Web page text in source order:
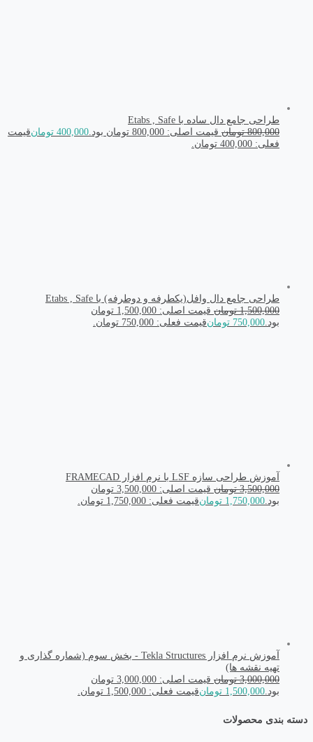
طراحی جامع دال ساده با Etabs , Safe
800,000 تومان قیمت اصلی: 800,000 تومان بود. 400,000 تومانقیمت
فعلی: 400,000 تومان.
طراحی جامع دال وافل(یکطرفه و دوطرفه) با Etabs , Safe
1,500,000 تومان
قیمت اصلی: 1,500,000 تومان
بود.750,000 تومانقیمت فعلی: 750,000 تومان.
آموزش طراحی سازه LSF با نرم افزار FRAMECAD
3,500,000 تومان
قیمت اصلی: 3,500,000 تومان
بود.1,750,000 تومانقیمت فعلی: 1,750,000 تومان.
آموزش نرم افزار Tekla Structures - بخش سوم (شماره گذاری و
تهیه نقشه ها)
3,000,000 تومان
قیمت اصلی: 3,000,000 تومان
بود.1,500,000 تومانقیمت فعلی: 1,500,000 تومان.
دسته بندی محصولات